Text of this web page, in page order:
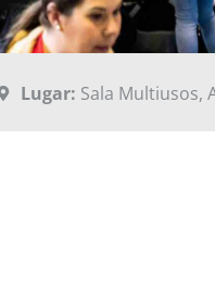
Lugar: Sala Multiusos,